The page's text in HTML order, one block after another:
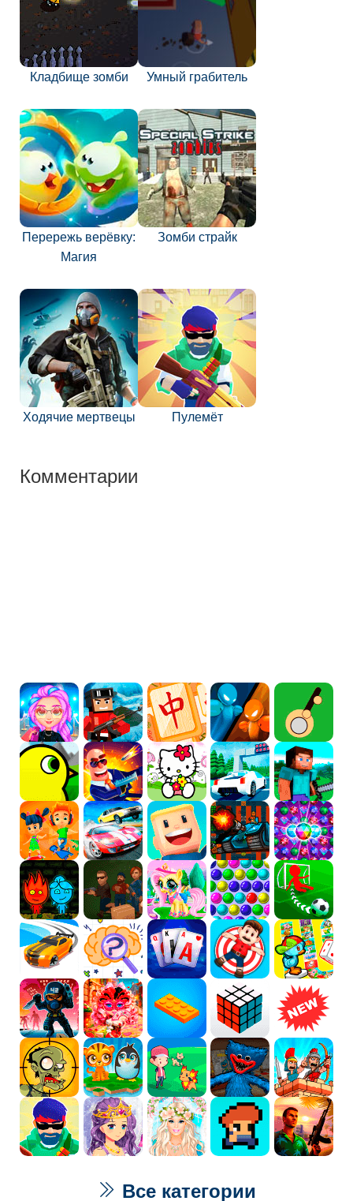
Кладбище зомби Умный грабитель
Перережь верёвку:
Магия
Зомби страйк
Ходячие мертвецы Пулемёт
Комментарии
Все категории